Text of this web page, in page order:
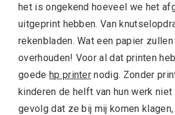
het is ongekend hoeveel we het
uitgeprint hebben. Van
rekenbladen. Wat een papier
overhouden! Voor al dat printen
goede hp printer nodig. Zonder
kinderen de helft van hun werk
gevolg dat ze bij mij komen